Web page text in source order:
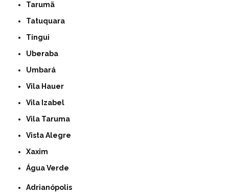
Tarumã
Tatuquara
Tingui
Uberaba
Umbará
Vila Hauer
Vila Izabel
Vila Taruma
Vista Alegre
Xaxim
Água Verde
Adrianópolis